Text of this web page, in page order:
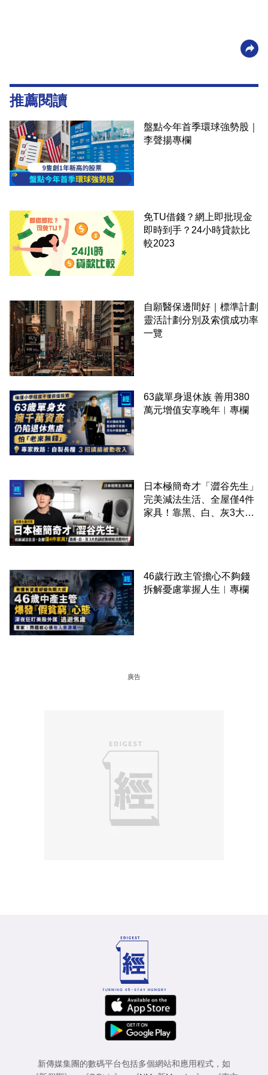
推薦閱讀
盤點今年首季環球強勢股｜
李聲揚專欄
免TU借錢？網上即批現金
即時到手？24小時貸款比
較2023
自願醫保邊間好｜標準計劃
靈活計劃分別及索償成功率
一覽
63歲單身退休族 善用380
萬元增值安享晚年︳專欄
日本極簡奇才「澀谷先生」
完美減法生活、全屋僅4件
家具！靠黑、白、灰3大色
46歲行政主管擔心不夠錢
拆解憂慮掌握人生︳專欄
廣告
新傳媒集團的數碼平台包括多個網站和應用程式，如